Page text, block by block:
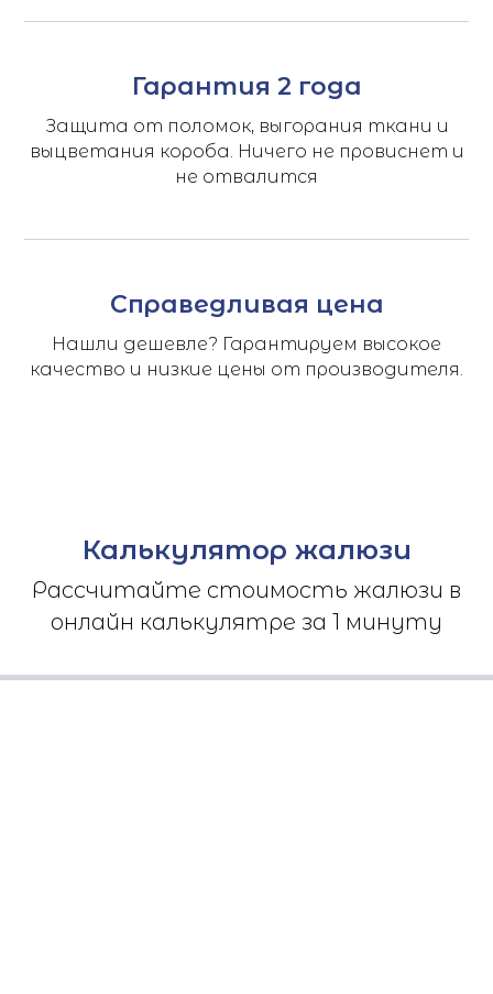
Гарантия 2 года
Защита от поломок, выгорания ткани и
выцветания короба. Ничего не провиснет и
не отвалится
Справедливая цена
Нашли дешевле? Гарантируем высокое
качество и низкие цены от производителя.
Калькулятор жалюзи
Рассчитайте стоимость жалюзи в
онлайн калькулятре за 1 минуту